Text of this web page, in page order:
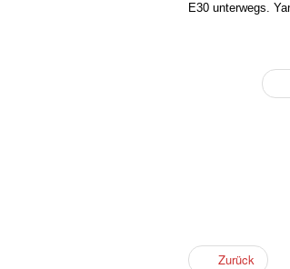
E30 unterwegs.
Zurück